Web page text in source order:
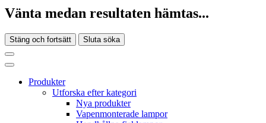
Vänta medan resultaten hämtas...
Stäng och fortsätt Sluta söka
Produkter
Utforska efter kategori
Nya produkter
Vapenmonterade lampor